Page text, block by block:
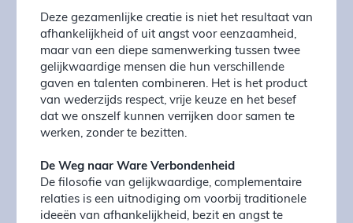
Deze gezamenlijke creatie is niet het resultaat van
afhankelijkheid of uit angst voor eenzaamheid,
maar van een diepe samenwerking tussen twee
gelijkwaardige mensen die hun verschillende
gaven en talenten combineren. Het is het product
van wederzijds respect, vrije keuze en het besef
dat we onszelf kunnen verrijken door samen te
werken, zonder te bezitten.
De Weg naar Ware Verbondenheid
De filosofie van gelijkwaardige, complementaire
relaties is een uitnodiging om voorbij traditionele
ideeën van afhankelijkheid, bezit en angst te